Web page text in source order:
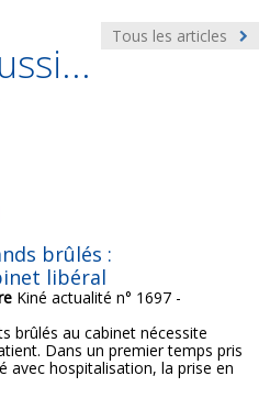
Tous les articles
brûlés :
libéral
Kiné actualité n° 1697 -
brûlés au cabinet nécessite
Dans un premier temps pris
avec hospitalisation, la prise en